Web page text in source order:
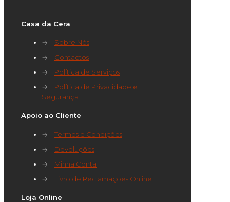
Casa da Cera
→
Sobre Nós
→
Contactos
→
Política de Serviços
→
Política de Privacidade e
Segurança
Apoio ao Cliente
→
Termos e Condições
→
Devoluções
→
Minha Conta
→
Livro de Reclamações Online
Loja Online